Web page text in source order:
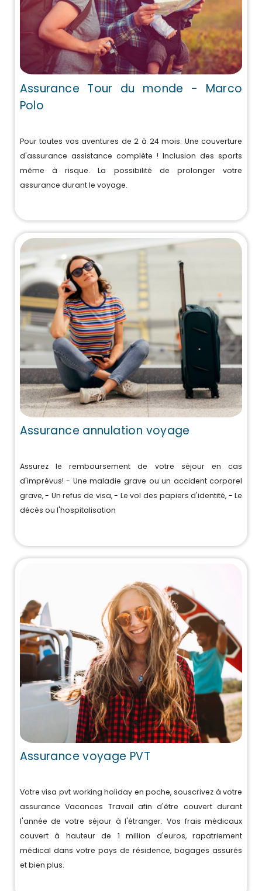
Assurance Tour du monde - Marco
Polo
Pour toutes vos aventures de 2 à 24 mois. Une couverture
d'assurance assistance complète ! Inclusion des sports
même à risque. La possibilité de prolonger votre
assurance durant le voyage.
Assurance annulation voyage
Assurez le remboursement de votre séjour en cas
d'imprévus! - Une maladie grave ou un accident corporel
grave, - Un refus de visa, - Le vol des papiers d'identité, - Le
décès ou l'hospitalisation
Assurance voyage PVT
Votre visa pvt working holiday en poche, souscrivez à votre
assurance Vacances Travail afin d'être couvert durant
l'année de votre séjour à l'étranger. Vos frais médicaux
couvert à hauteur de 1 million d'euros, rapatriement
médical dans votre pays de résidence, bagages assurés
et bien plus.